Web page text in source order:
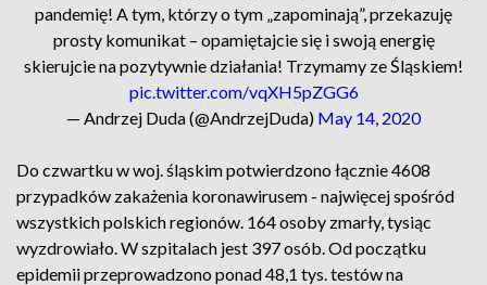
pandemię! A tym, którzy o tym „zapominają”, przekazuję
prosty komunikat – opamiętajcie się i swoją energię
skierujcie na pozytywnie działania! Trzymamy ze Śląskiem!
pic.twitter.com/vqXH5pZGG6
— Andrzej Duda (@AndrzejDuda) May 14, 2020
Do czwartku w woj. śląskim potwierdzono łącznie 4608
przypadków zakażenia koronawirusem - najwięcej spośród
wszystkich polskich regionów. 164 osoby zmarły, tysiąc
wyzdrowiało. W szpitalach jest 397 osób. Od początku
epidemii przeprowadzono ponad 48,1 tys. testów na